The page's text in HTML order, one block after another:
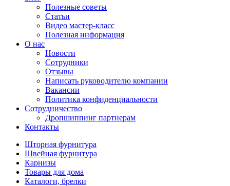
Полезные советы
Статьи
Видео мастер-класс
Полезная информация
О нас
Новости
Сотрудники
Отзывы
Написать руководителю компании
Вакансии
Политика конфиденциальности
Сотрудничество
Дропшиппинг партнерам
Контакты
Шторная фурнитура
Швейная фурнитура
Карнизы
Товары для дома
Каталоги, брелки